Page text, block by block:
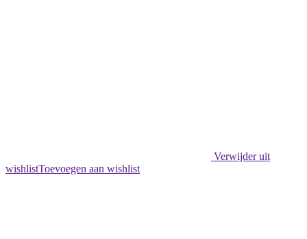
Verwijder uit
wishlistToevoegen aan wishlist